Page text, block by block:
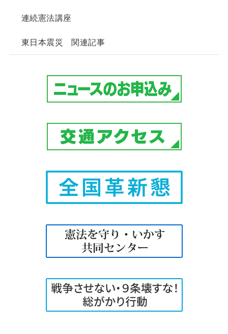
連続憲法講座
東日本震災 関連記事